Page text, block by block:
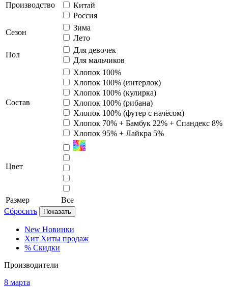
Производство
Китай
Россия
Сезон
Зима
Лето
Пол
Для девочек
Для мальчиков
Состав
Хлопок 100%
Хлопок 100% (интерлок)
Хлопок 100% (кулирка)
Хлопок 100% (рибана)
Хлопок 100% (футер с начёсом)
Хлопок 70% + Бамбук 22% + Спандекс 8%
Хлопок 95% + Лайкра 5%
Цвет
Размер
Все
Сбросить
Показать
New Новинки
Хит Хиты продаж
% Скидки
Производители
8 марта